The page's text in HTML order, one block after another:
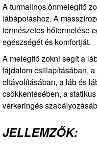
A turmalinos önmelegítő
lábápoláshoz. A
természetes hőtermelése
egészségét és komfortját.
A melegítő zokni segít a
fájdalom csillapításában,
eltávolításában, a láb és
csökkentésében, a
vérkeringés
JELLEMZŐK: